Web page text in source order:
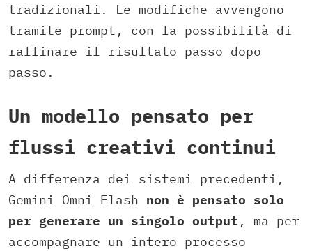
tradizionali. Le modifiche avvengono
tramite prompt, con la possibilità di
raffinare il risultato passo dopo
passo.
Un modello pensato per
flussi creativi continui
A differenza dei sistemi precedenti,
Gemini Omni Flash non è pensato solo
per generare un singolo output , ma per
accompagnare un intero processo